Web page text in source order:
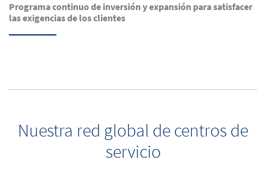
Programa continuo de inversión y expansión para satisfacer
las exigencias de los clientes
Nuestra red global de centros de
servicio